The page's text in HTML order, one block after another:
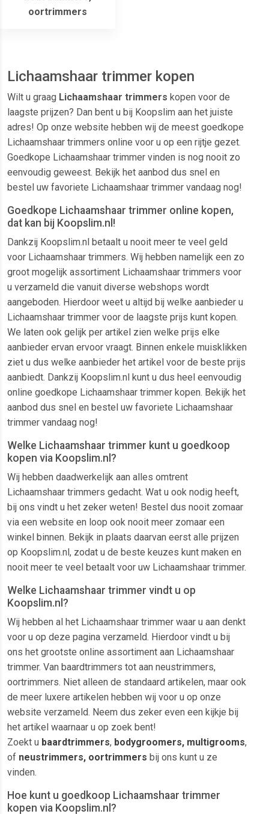
oortrimmers
Lichaamshaar trimmer kopen
Wilt u graag Lichaamshaar trimmers kopen voor de
laagste prijzen? Dan bent u bij Koopslim aan het juiste
adres! Op onze website hebben wij de meest goedkope
Lichaamshaar trimmers online voor u op een rijtje gezet.
Goedkope Lichaamshaar trimmer vinden is nog nooit zo
eenvoudig geweest. Bekijk het aanbod dus snel en
bestel uw favoriete Lichaamshaar trimmer vandaag nog!
Goedkope Lichaamshaar trimmer online kopen,
dat kan bij Koopslim.nl!
Dankzij Koopslim.nl betaalt u nooit meer te veel geld
voor Lichaamshaar trimmers. Wij hebben namelijk een zo
groot mogelijk assortiment Lichaamshaar trimmers voor
u verzameld die vanuit diverse webshops wordt
aangeboden. Hierdoor weet u altijd bij welke aanbieder u
Lichaamshaar trimmer voor de laagste prijs kunt kopen.
We laten ook gelijk per artikel zien welke prijs elke
aanbieder ervan ervoor vraagt. Binnen enkele muisklikken
ziet u dus welke aanbieder het artikel voor de beste prijs
aanbiedt. Dankzij Koopslim.nl kunt u dus heel eenvoudig
online goedkope Lichaamshaar trimmer kopen. Bekijk het
aanbod dus snel en bestel uw favoriete Lichaamshaar
trimmer vandaag nog!
Welke Lichaamshaar trimmer kunt u goedkoop
kopen via Koopslim.nl?
Wij hebben daadwerkelijk aan alles omtrent
Lichaamshaar trimmers gedacht. Wat u ook nodig heeft,
bij ons vindt u het zeker weten! Bestel dus nooit zomaar
via een website en loop ook nooit meer zomaar een
winkel binnen. Bekijk in plaats daarvan eerst alle prijzen
op Koopslim.nl, zodat u de beste keuzes kunt maken en
nooit meer te veel betaalt voor uw Lichaamshaar trimmer.
Welke Lichaamshaar trimmer vindt u op
Koopslim.nl?
Wij hebben al het Lichaamshaar trimmer waar u aan denkt
voor u op deze pagina verzameld. Hierdoor vindt u bij
ons het grootste online assortiment aan Lichaamshaar
trimmer. Van baardtrimmers tot aan neustrimmers,
oortrimmers. Niet alleen de standaard artikelen, maar ook
de meer luxere artikelen hebben wij voor u op onze
website verzameld. Neem dus zeker even een kijkje bij
het artikel waarnaar u op zoek bent!
Zoekt u baardtrimmers, bodygroomers, multigrooms,
of neustrimmers, oortrimmers bij ons kunt u ze
vinden.
Hoe kunt u goedkoop Lichaamshaar trimmer
kopen via Koopslim.nl?